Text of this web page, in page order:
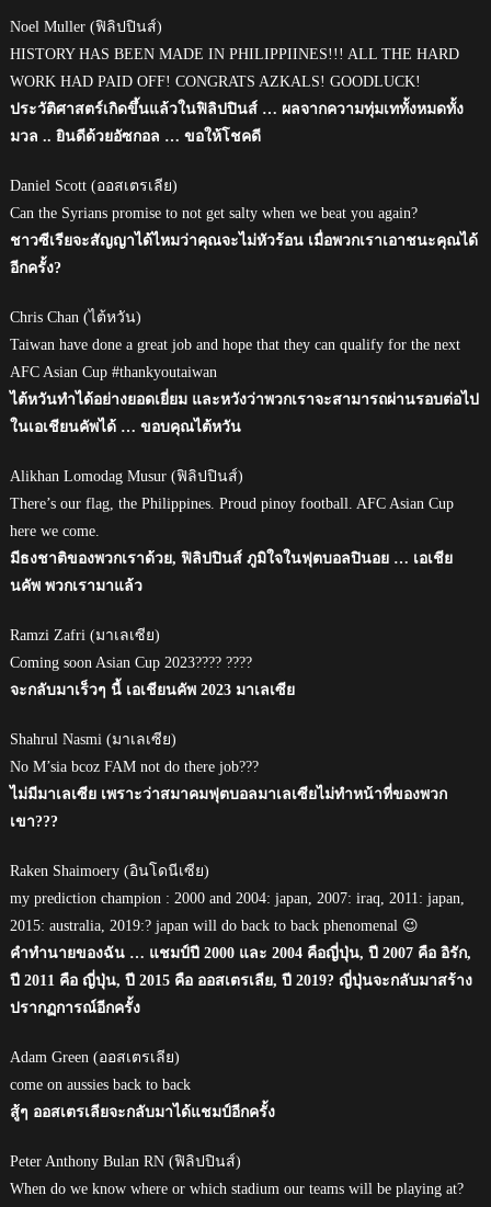
Noel Muller (ฟิลิปปินส์)
HISTORY HAS BEEN MADE IN PHILIPPIINES!!! ALL THE HARD
WORK HAD PAID OFF! CONGRATS AZKALS! GOODLUCK!
ประวัติศาสตร์เกิดขึ้นแล้วในฟิลิปปินส์ … ผลจากความทุ่มเททั้งหมดทั้ง
มวล .. ยินดีด้วยอัซกอล … ขอให้โชคดี
Daniel Scott (ออสเตรเลีย)
Can the Syrians promise to not get salty when we beat you again?
ชาวซีเรียจะสัญญาได้ไหมว่าคุณจะไม่หัวร้อน เมื่อพวกเราเอาชนะคุณได้
อีกครั้ง?
Chris Chan (ไต้หวัน)
Taiwan have done a great job and hope that they can qualify for the next
AFC Asian Cup #thankyoutaiwan
ไต้หวันทำได้อย่างยอดเยี่ยม และหวังว่าพวกเราจะสามารถผ่านรอบต่อไป
ในเอเชียนคัพได้ … ขอบคุณไต้หวัน
Alikhan Lomodag Musur (ฟิลิปปินส์)
There’s our flag, the Philippines. Proud pinoy football. AFC Asian Cup
here we come.
มีธงชาติของพวกเราด้วย, ฟิลิปปินส์ ภูมิใจในฟุตบอลปินอย … เอเชีย
นคัพ พวกเรามาแล้ว
Ramzi Zafri (มาเลเซีย)
Coming soon Asian Cup 2023???? ????
จะกลับมาเร็วๆ นี้ เอเชียนคัพ 2023 มาเลเซีย
Shahrul Nasmi (มาเลเซีย)
No M’sia bcoz FAM not do there job???
ไม่มีมาเลเซีย เพราะว่าสมาคมฟุตบอลมาเลเซียไม่ทำหน้าที่ของพวก
เขา???
Raken Shaimoery (อินโดนีเซีย)
my prediction champion : 2000 and 2004: japan, 2007: iraq, 2011: japan,
2015: australia, 2019:? japan will do back to back phenomenal 😉
คำทำนายของฉัน … แชมป์ปี 2000 และ 2004 คือญี่ปุ่น, ปี 2007 คือ อิรัก,
ปี 2011 คือ ญี่ปุ่น, ปี 2015 คือ ออสเตรเลีย, ปี 2019? ญี่ปุ่นจะกลับมาสร้าง
ปรากฏการณ์อีกครั้ง
Adam Green (ออสเตรเลีย)
come on aussies back to back
สู้ๆ ออสเตรเลียจะกลับมาได้แชมป์อีกครั้ง
Peter Anthony Bulan RN (ฟิลิปปินส์)
When do we know where or which stadium our teams will be playing at?